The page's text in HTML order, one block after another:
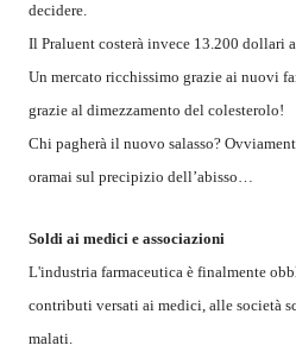
decidere.
Il Praluent costerà invece 13.200 dollari
Un mercato ricchissimo grazie ai nuovi
grazie al dimezzamento del colesterolo!
Chi pagherà il nuovo salasso?
oramai sul precipizio dell’abisso…
Soldi ai medici e associazioni
L'industria farmaceutica è finalmente
contributi versati ai medici, alle società
malati.